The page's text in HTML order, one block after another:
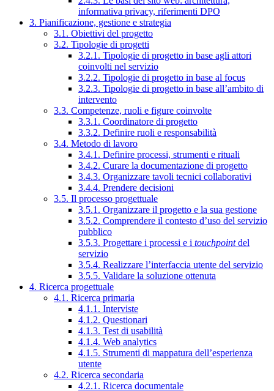
informativa privacy, riferimenti DPO
3. Pianificazione, gestione e strategia
3.1. Obiettivi del progetto
3.2. Tipologie di progetti
3.2.1. Tipologie di progetto in base agli attori
coinvolti nel servizio
3.2.2. Tipologie di progetto in base al focus
3.2.3. Tipologie di progetto in base all’ambito di
intervento
3.3. Competenze, ruoli e figure coinvolte
3.3.1. Coordinatore di progetto
3.3.2. Definire ruoli e responsabilità
3.4. Metodo di lavoro
3.4.1. Definire processi, strumenti e rituali
3.4.2. Curare la documentazione di progetto
3.4.3. Organizzare tavoli tecnici collaborativi
3.4.4. Prendere decisioni
3.5. Il processo progettuale
3.5.1. Organizzare il progetto e la sua gestione
3.5.2. Comprendere il contesto d’uso del servizio
pubblico
3.5.3. Progettare i processi e i touchpointdel
servizio
3.5.4. Realizzare l’interfaccia utente del servizio
3.5.5. Validare la soluzione ottenuta
4. Ricerca progettuale
4.1. Ricerca primaria
4.1.1. Interviste
4.1.2. Questionari
4.1.3. Test di usabilità
4.1.4. Web analytics
4.1.5. Strumenti di mappatura dell’esperienza
utente
4.2. Ricerca secondaria
4.2.1. Ricerca documentale